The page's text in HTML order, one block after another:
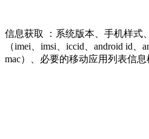
信息获取 ：系统版本、手机样式
（imei、imsi、iccid、android id、
mac）、必要的移动应用列表信